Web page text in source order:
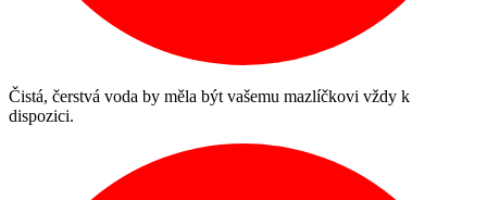
Čistá, čerstvá voda by měla být vašemu mazlíčkovi vždy k
dispozici.